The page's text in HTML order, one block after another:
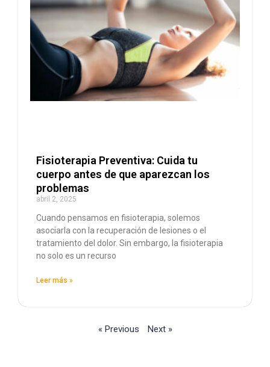
Fisioterapia Preventiva: Cuida tu
cuerpo antes de que aparezcan los
problemas
abril 2, 2025
Cuando pensamos en fisioterapia, solemos
asociarla con la recuperación de lesiones o el
tratamiento del dolor. Sin embargo, la fisioterapia
no solo es un recurso
Leer más »
« Previous Next »